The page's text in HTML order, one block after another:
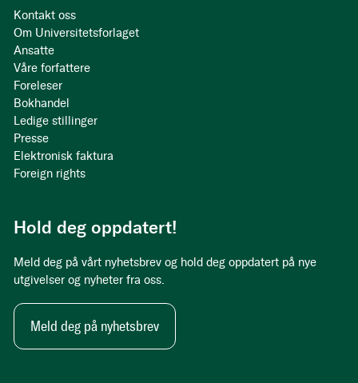
Kontakt oss
Om Universitetsforlaget
Ansatte
Våre forfattere
Foreleser
Bokhandel
Ledige stillinger
Presse
Elektronisk faktura
Foreign rights
Hold deg oppdatert!
Meld deg på vårt nyhetsbrev og hold deg oppdatert på nye
utgivelser og nyheter fra oss.
Meld deg på nyhetsbrev